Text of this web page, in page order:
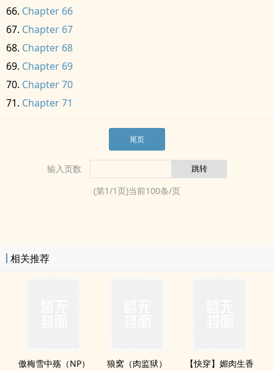
Chapter 66
Chapter 67
Chapter 68
Chapter 69
Chapter 70
Chapter 71
尾页
输入页数
(第1/1页)当前100条/页
相关推荐
傲梅雪中殇（NP） 狼窝（肉监狱） 【快穿】媚肉生香